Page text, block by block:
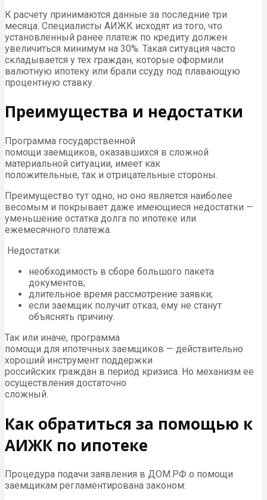
К расчету принимаются данные за последние три
месяца. Специалисты АИЖК исходят из того, что
установленный ранее платеж по кредиту должен
увеличиться минимум на 30%. Такая ситуация часто
складывается у тех граждан, которые оформили
валютную ипотеку или брали ссуду под плавающую
процентную ставку.
Преимущества и недостатки
Программа государственной
помощи заемщиков, оказавшихся в сложной
материальной ситуации, имеет как
положительные, так и отрицательные стороны.
Преимущество тут одно, но оно является наиболее
весомым и покрывает даже имеющиеся недостатки —
уменьшение остатка долга по ипотеке или
ежемесячного платежа.
Недостатки:
необходимость в сборе большого пакета
документов;
длительное время рассмотрение заявки;
если заемщик получит отказ, ему не станут
объяснять причину.
Так или иначе, программа
помощи для ипотечных заемщиков — действительно
хороший инструмент поддержки
российских граждан в период кризиса. Но механизм ее
осуществления достаточно
сложный.
Как обратиться за помощью к
АИЖК по ипотеке
Процедура подачи заявления в ДОМ.РФ о помощи
заемщикам регламентирована законом: